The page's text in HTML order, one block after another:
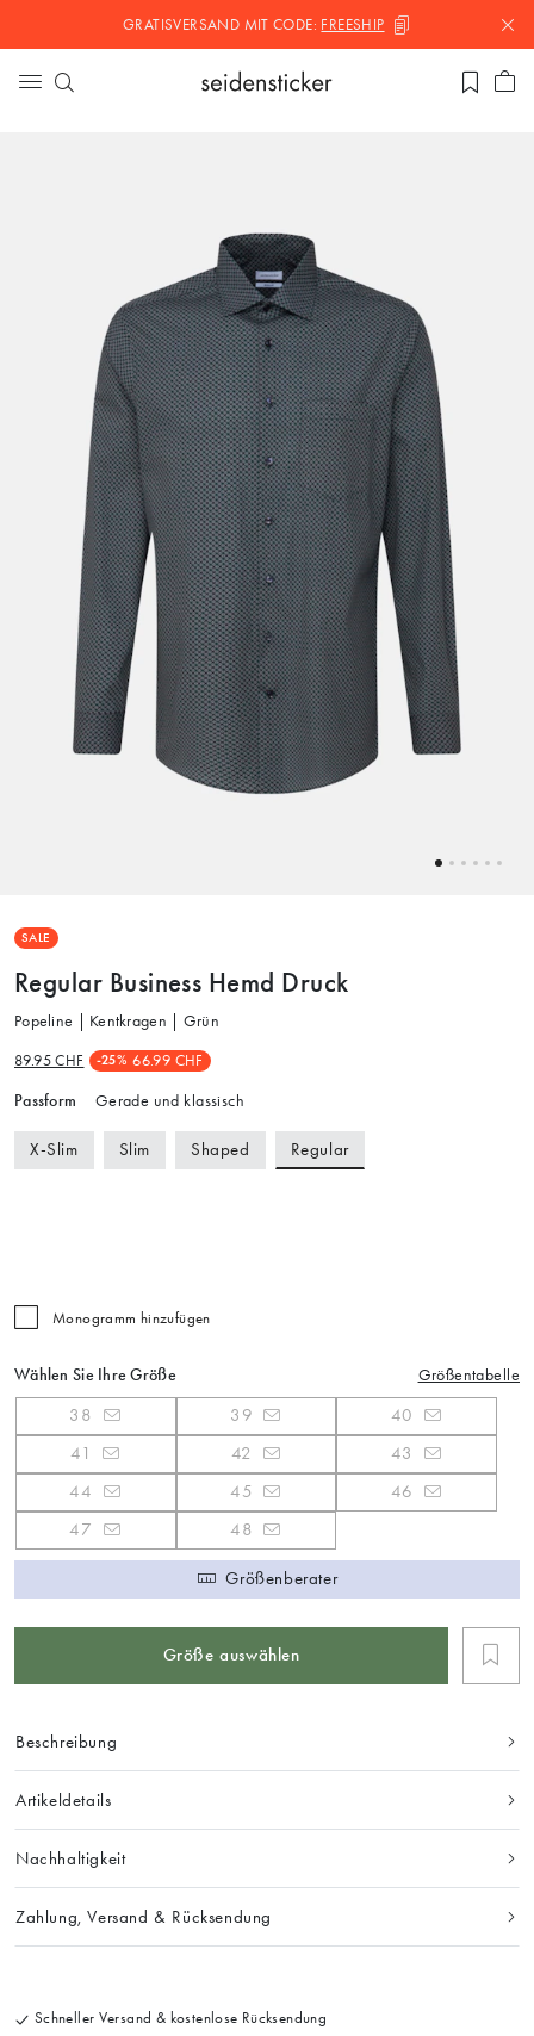
GRATISVERSAND MITCODE: FREESHIP
SALE
Regular Business Hemd Druck
Popeline | Kentkragen | Grün
89.95 CHF -25% 66.99 CHF
Passform Gerade und klassisch
X-Slim Slim Shaped Regular
Monogramm hinzufügen
Wählen Sie Ihre Größe Größentabelle
38 39
40
41
42
43
44
45
46
47
48
Größenberater
Größe auswählen
Beschreibung
Artikeldetails
Nachhaltigkeit
Zahlung, Versand & Rücksendung
Schneller Versand & kostenlose Rücksendung